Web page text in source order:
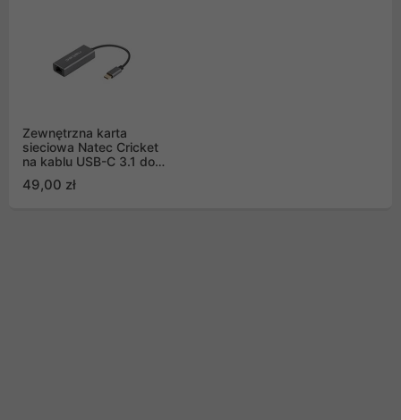
Zewnętrzna karta
sieciowa Natec Cricket
na kablu USB-C 3.1 do
49,00 zł